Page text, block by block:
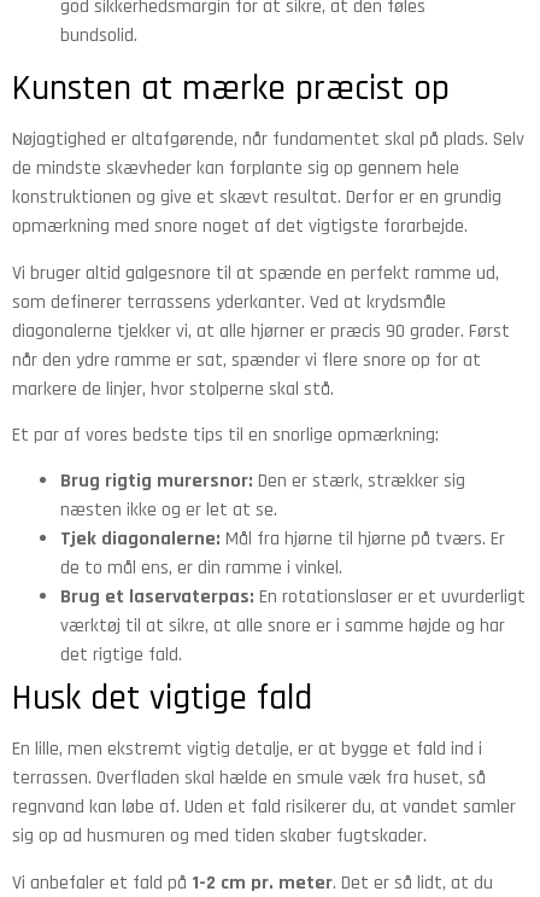
god sikkerhedsmargin for at sikre, at den føles
bundsolid.
Kunsten at mærke præcist op
Nøjagtighed er altafgørende, når fundamentet skal på plads. Selv
de mindste skævheder kan forplante sig op gennem hele
konstruktionen og give et skævt resultat. Derfor er en grundig
opmærkning med snore noget af det vigtigste forarbejde.
Vi bruger altid galgesnore til at spænde en perfekt ramme ud,
som definerer terrassens yderkanter. Ved at krydsmåle
diagonalerne tjekker vi, at alle hjørner er præcis 90 grader. Først
når den ydre ramme er sat, spænder vi flere snore op for at
markere de linjer, hvor stolperne skal stå.
Et par af vores bedste tips til en snorlige opmærkning:
Brug rigtig murersnor: Den er stærk, strækker sig
næsten ikke og er let at se.
Tjek diagonalerne: Mål fra hjørne til hjørne på tværs. Er
de to mål ens, er din ramme i vinkel.
Brug et laservaterpas: En rotationslaser er et uvurderligt
værktøj til at sikre, at alle snore er i samme højde og har
det rigtige fald.
Husk det vigtige fald
En lille, men ekstremt vigtig detalje, er at bygge et fald ind i
terrassen. Overfladen skal hælde en smule væk fra huset, så
regnvand kan løbe af. Uden et fald risikerer du, at vandet samler
sig op ad husmuren og med tiden skaber fugtskader.
Vi anbefaler et fald på 1-2 cm pr. meter. Det er så lidt, at du